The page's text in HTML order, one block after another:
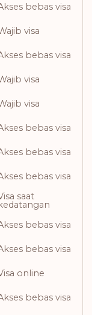
bebas visa
visa
bebas visa
visa
visa
bebas visa
bebas visa
bebas visa
saat
bebas visa
bebas visa
online
bebas visa